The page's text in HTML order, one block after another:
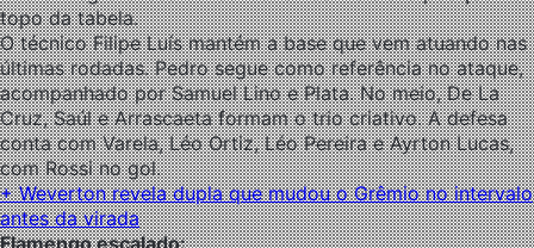
topo da tabela.
O técnico Filipe Luís mantém a base que vem atuando nas
últimas rodadas. Pedro segue como referência no ataque,
acompanhado por Samuel Lino e Plata. No meio, De La
Cruz, Saúl e Arrascaeta formam o trio criativo. A defesa
conta com Varela, Léo Ortiz, Léo Pereira e Ayrton Lucas,
com Rossi no gol.
+ Weverton revela dupla que mudou o Grêmio no intervalo
antes da virada
Flamengo escalado: